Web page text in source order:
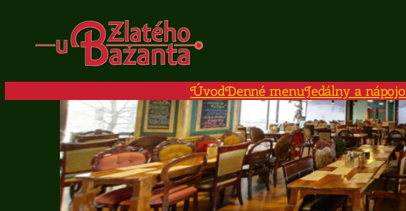
obsah
ÚvodDenné menuJedálny a